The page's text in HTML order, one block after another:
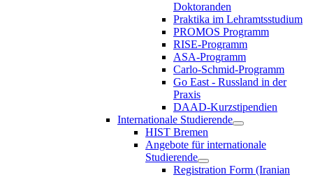
Doktoranden
Praktika im Lehramtsstudium
PROMOS Programm
RISE-Programm
ASA-Programm
Carlo-Schmid-Programm
Go East - Russland in der
Praxis
DAAD-Kurzstipendien
Internationale Studierende
HIST Bremen
Angebote für internationale
Studierende
Registration Form (Iranian